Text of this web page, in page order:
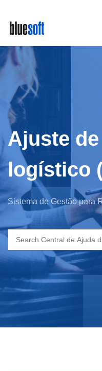
main
content
Ajuste
logístico
Sistema de Gestão para
Search
for: